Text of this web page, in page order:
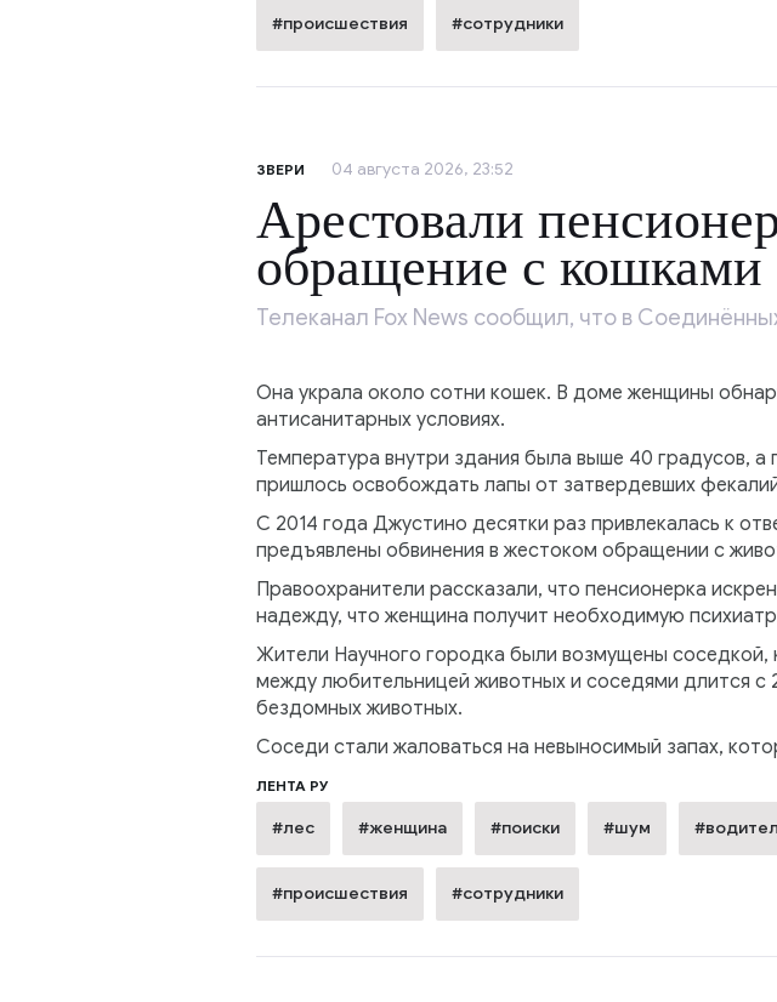
#происшествия #сотрудники
ЗВЕРИ 04 августа 2026, 23:52
Арестовали
обращение с кошками
Телеканал Fox News сообщил, что в
Она украла около сотни кошек. В доме женщины
антисанитарных условиях.
Температура внутри здания была выше 40 градусов,
пришлось освобождать лапы от затвердевших
С 2014 года Джустино десятки раз привлекалась к
предъявлены обвинения в жестоком обращении с
Правоохранители рассказали, что пенсионерка
надежду, что женщина получит необходимую
Жители Научного городка были возмущены
между любительницей животных и соседями длится с
бездомных животных.
Соседи стали жаловаться на невыносимый запах,
ЛЕНТА РУ
#лес #женщина #поиски #шум
#происшествия #сотрудники